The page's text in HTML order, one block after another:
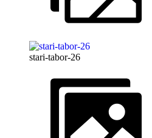
stari-tabor-26